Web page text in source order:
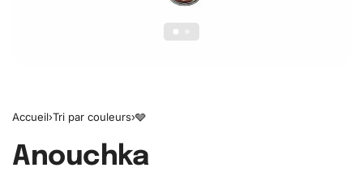
Accueil›Tri par couleurs›🩶
Anouchka